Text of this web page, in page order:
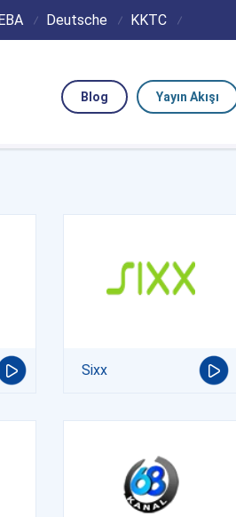
Deutsche KKTC
Yayın Akışı
Blog
Sixx